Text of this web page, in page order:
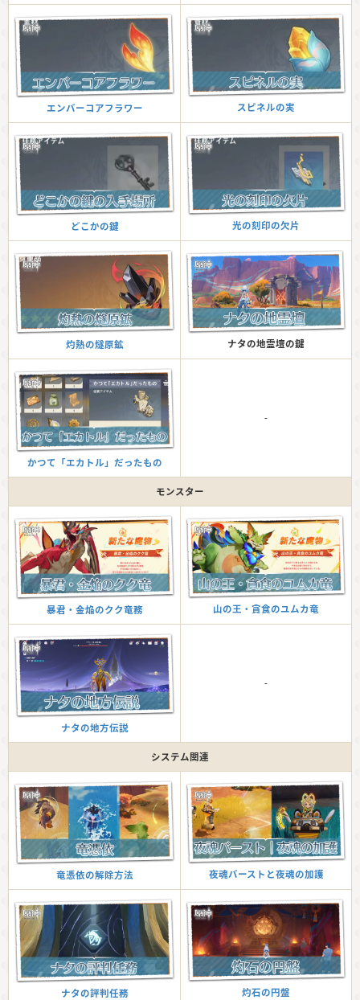
エンバーコアフラワー スピネルの実
どこかの鍵 光の刻印の欠片
灼熱の燧原鉱 ナタの地霊壇の鍵
かつて「エカトル」だったもの
-
モンスター
暴君・金焔のクク竜務 山の王・貪食のユムカ竜
ナタの地方伝説
-
システム関連
竜憑依の解除方法 夜魂バーストと夜魂の加護
ナタの評判任務 灼石の円盤